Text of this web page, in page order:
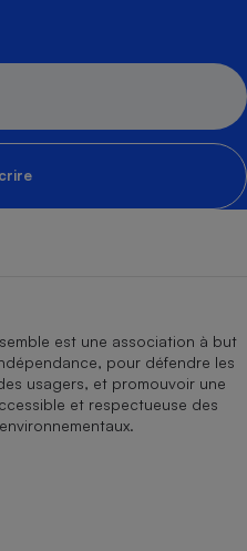
est une association à but
pour défendre les
usagers, et promouvoir une
et respectueuse des